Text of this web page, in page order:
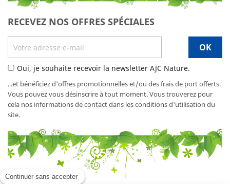
Continuer sans accepter
RECEVEZ NOS OFFRES SPÉCIALES
Oui, je souhaite recevoir la newsletter AJC Nature.
...et bénéficiez d'offres promotionnelles et/ou des frais de port offerts.
Vous pouvez vous désinscrire à tout moment. Vous trouverez pour
cela nos informations de contact dans les conditions d'utilisation du
site.